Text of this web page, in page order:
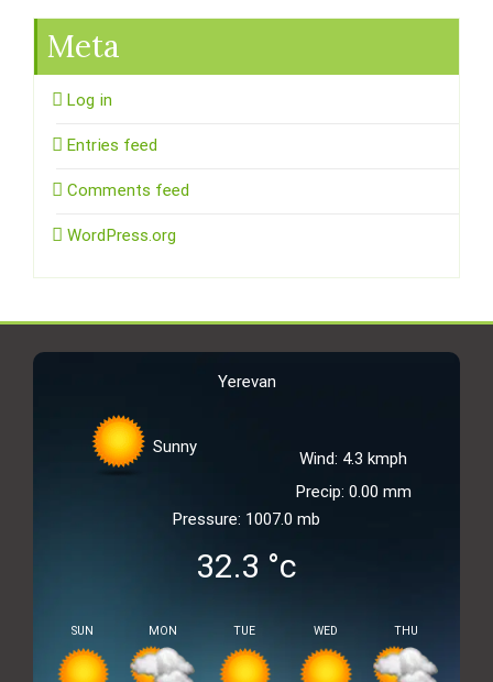
Meta
Log in
Entries feed
Comments feed
WordPress.org
Yerevan
Sunny
Wind: 4.3 kmph
Precip: 0.00 mm
Pressure: 1007.0 mb
32.3 °c
SUN MON TUE WED THU